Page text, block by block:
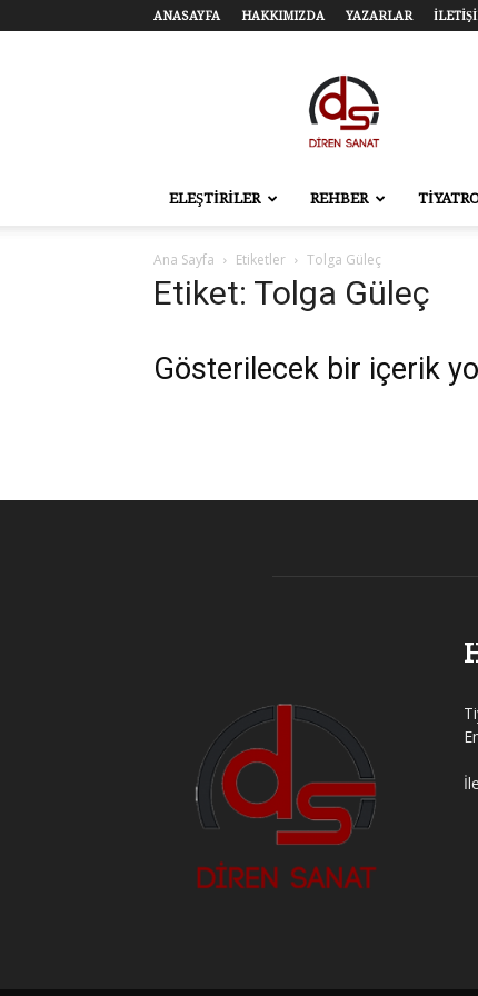
ANASAYFA HAKKIMIZDA YAZARLAR
Diren
Sanat
–
Tiyatro,
Sahne
ELEŞTİRİLER REHBER
Ana Sayfa Etiketler Tolga Güleç
Etiket: Tolga Güleç
Gösterilecek bir içerik